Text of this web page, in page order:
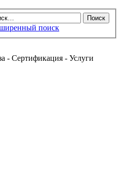
поиск
- Услуги